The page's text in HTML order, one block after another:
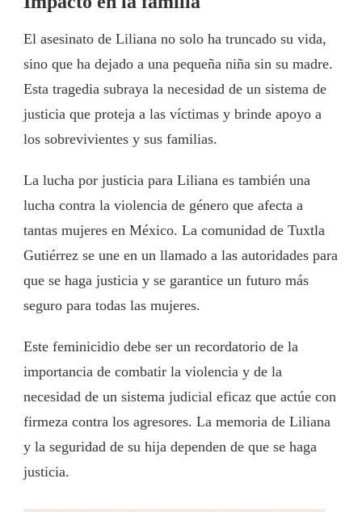
El asesinato de Liliana no solo ha truncado su vida,
sino que ha dejado a una pequeña niña sin su madre.
Esta tragedia subraya la necesidad de un sistema de
justicia que proteja a las víctimas y brinde apoyo a
los sobrevivientes y sus familias.
La lucha por justicia para Liliana es también una
lucha contra la violencia de género que afecta a
tantas mujeres en México. La comunidad de Tuxtla
Gutiérrez se une en un llamado a las autoridades para
que se haga justicia y se garantice un futuro más
seguro para todas las mujeres.
Este feminicidio debe ser un recordatorio de la
importancia de combatir la violencia y de la
necesidad de un sistema judicial eficaz que actúe con
firmeza contra los agresores. La memoria de Liliana
y la seguridad de su hija dependen de que se haga
justicia.